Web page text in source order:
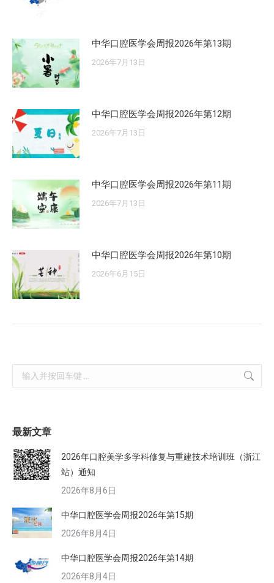
中华口腔医学会周报2026年第13期
2026年7月13日
中华口腔医学会周报2026年第12期
2026年7月13日
中华口腔医学会周报2026年第11期
2026年7月13日
中华口腔医学会周报2026年第10期
2026年6月15日
Search:
最新文章
2026年口腔美学多学科修复与重建技术培训班（浙江
站）通知
2026年8月6日
中华口腔医学会周报2026年第15期
2026年8月4日
中华口腔医学会周报2026年第14期
2026年8月4日